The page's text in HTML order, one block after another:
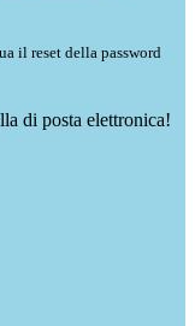
il reset della password
di posta elettronica!